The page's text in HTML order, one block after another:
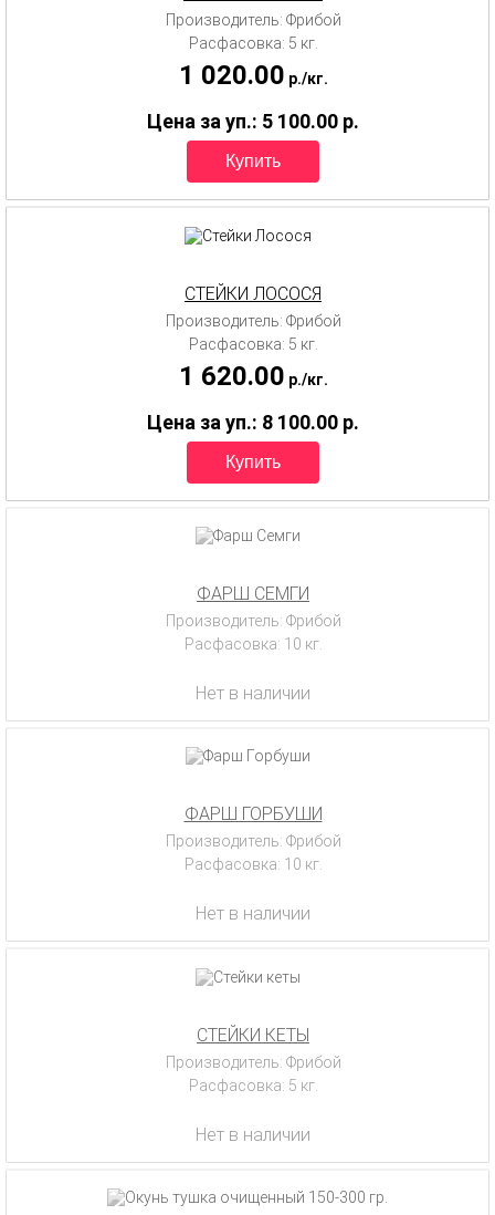
Производитель: Фрибой
Расфасовка: 5 кг.
1 020.00 p./кг.
Цена за уп.: 5 100.00 p.
СТЕЙКИ ЛОСОСЯ
Производитель: Фрибой
Расфасовка: 5 кг.
1 620.00 p./кг.
Цена за уп.: 8 100.00 p.
ФАРШ СЕМГИ
Производитель: Фрибой
Расфасовка: 10 кг.
Нет в наличии
ФАРШ ГОРБУШИ
Производитель: Фрибой
Расфасовка: 10 кг.
Нет в наличии
СТЕЙКИ КЕТЫ
Производитель: Фрибой
Расфасовка: 5 кг.
Нет в наличии